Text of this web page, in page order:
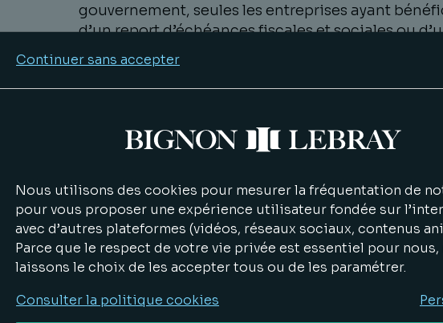
gouvernement, seules les entreprises ayant
d’un report d’échéances fiscales et sociales ou
prêt garanti par l’État se voient interdire le
de dividendes / le rachat de leurs actions en 2020.
l’interdiction de versement de dividendes / de
d’actions les entreprises qui, dans le cadre de la
N’auraient bénéficié d’aucune aide ;
Auraient bénéficié uniquement d’aides autres
le report d’échéances fiscales et sociales ou
prêt garanti par l’Etat (ex : chômage partiel).
Elles dépassent certains seuils
Tout d’abord, seules
les grandes entreprises sont concernées, c’est-à-
Continuer sans accepter
Nous utilisons des cookies pour mesurer la fréquentation de
pour vous proposer une expérience utilisateur fondée sur
avec d’autres plateformes (vidéos, réseaux sociaux, contenus
Parce que le respect de votre vie privée est essentiel pour nous,
laissons le choix de les accepter tous ou de les paramétrer.
Consulter la politique cookies